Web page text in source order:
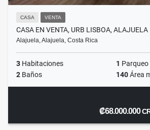
CASA VENTA
CASA EN VENTA, URB LISBOA, ALAJUELA
Alajuela, Alajuela, Costa Rica
3 Habitaciones 1 Parqueo
2 Baños 140Área
₡68.000.000